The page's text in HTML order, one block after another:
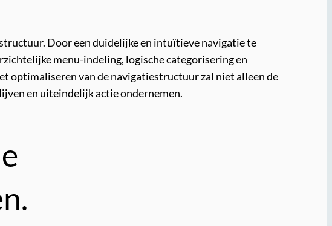
Door een duidelijke en intuïtieve navigatie te
menu-indeling, logische categorisering en
optimaliseren van de navigatiestructuur zal niet alleen de
en uiteindelijk actie ondernemen.